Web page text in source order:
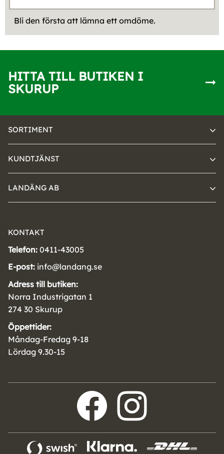
Bli den första att lämna ett omdöme.
HITTA TILL BUTIKEN I
SKURUP
SORTIMENT
KUNDTJÄNST
LANDÄNG AB
KONTAKT
Telefon: 0411-43005
E-post: info@landang.se
Adress till butiken:
Norra Industrigatan 1
274 30 Skurup
Öppettider:
Måndag-Fredag 9-18
Lördag 9.30-15